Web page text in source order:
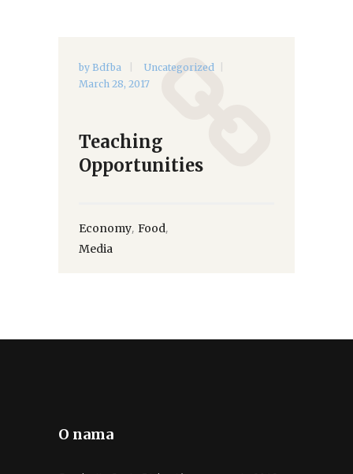
by Bdfba
Uncategorized
March 28, 2017
Teaching
Opportunities
Economy, Food,
Media
O nama